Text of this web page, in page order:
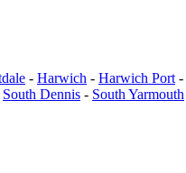
- Harwich - Harwich Port -
South Dennis - South Yarmouth